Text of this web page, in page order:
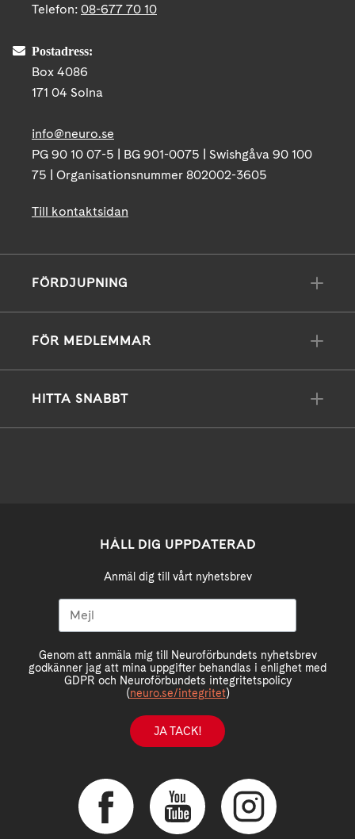
Telefon: 08-677 70 10
Postadress:
Box 4086
171 04 Solna
info@neuro.se
PG 90 10 07-5 | BG 901-0075 | Swishgåva 90 100
75 | Organisationsnummer 802002-3605
Till kontaktsidan
FÖRDJUPNING
FÖR MEDLEMMAR
HITTA SNABBT
HÅLL DIG UPPDATERAD
Anmäl dig till vårt nyhetsbrev
Genom att anmäla mig till Neuroförbundets nyhetsbrev
godkänner jag att mina uppgifter behandlas i enlighet med
GDPR och Neuroförbundets integritetspolicy
(neuro.se/integritet)
JA TACK!